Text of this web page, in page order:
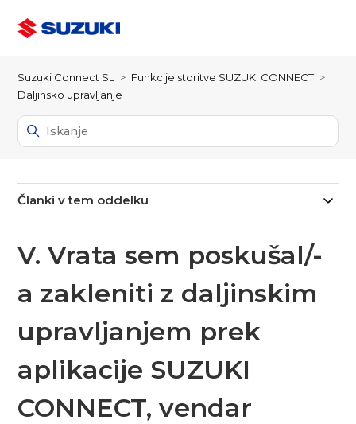
Suzuki Connect SL
Funkcije storitve SUZUKI CONNECT
Daljinsko upravljanje
Članki v tem oddelku
V. Vrata sem poskušal/-
a zakleniti z daljinskim
upravljanjem prek
aplikacije SUZUKI
CONNECT, vendar